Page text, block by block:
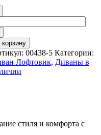
Количество
товара
Диван
Лофтовик
++
с
мягкими
подлокотниками,
корзину
00438-5 Категории:
Лофтовик, Диваны в
стиля и комфорта с